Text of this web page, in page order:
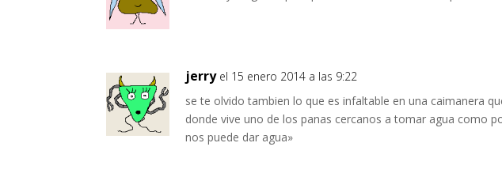
jerry el 15 enero 2014 a las 9:22
se te olvido tambien lo que es infaltable en una caimanera
donde vive uno de los panas cercanos a tomar agua como
nos puede dar agua»